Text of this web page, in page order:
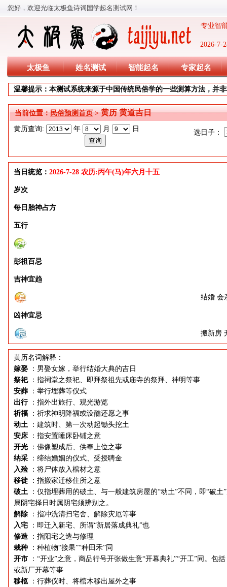
您好，欢迎光临太极鱼诗词国学起名测试网！
2026-7-
专业智
太极鱼 姓名测试 智能起名 专家起名
温馨提示：本测试系统来源于中国传统民俗学的一些测算方法，并
当前位置：民俗预测首页>黄历 黄道吉日
黄历查询: 年 月 日 选日子：
当日统览： 2026-7-28 农历:丙午(马)年六月十五
岁次
每日胎神占方
五行
彭祖百忌
吉神宜趋
结婚 会
凶神宜忌
搬新房
黄历名词解释：
嫁娶
：男娶女嫁，举行结婚大典的吉日
祭祀 ：指祠堂之祭祀、即拜祭祖先或庙寺的祭拜、神明等事
安葬
：举行埋葬等仪式
出行 ：指外出旅行、观光游览
祈福
：祈求神明降福或设醮还愿之事
动土
：建筑时、第一次动起锄头挖土
安床
：指安置睡床卧铺之意
开光
：佛像塑成后、供奉上位之事
纳采
：缔结婚姻的仪式、受授聘金
入殓
：将尸体放入棺材之意
移徙
：指搬家迁移住所之意
破土
：仅指埋葬用的破土、与一般建筑房屋的“动土”不同，即“破
属阴宅择日时属阴宅须辨别之。
解除
：指冲洗清扫宅舍、解除灾厄等事
入宅
：即迁入新宅、所谓“新居落成典礼”也
修造
：指阳宅之造与修理
栽种
：种植物“接果”“种田禾”同
开市
：“开业”之意，商品行号开张做生意“开幕典礼”“开工”同。
或新厂开幕等事
移柩
：行葬仪时、将棺木移出屋外之事